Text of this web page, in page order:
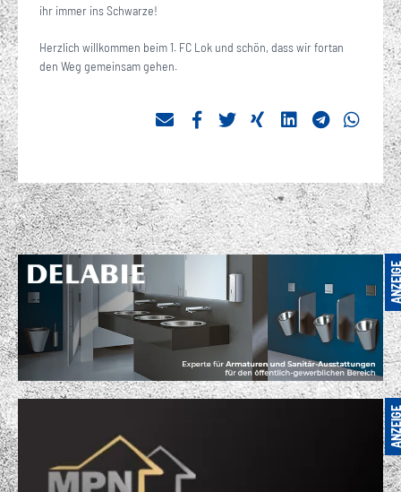
ihr immer ins Schwarze!
Herzlich willkommen beim 1. FC Lok und schön, dass wir fortan
den Weg gemeinsam gehen.